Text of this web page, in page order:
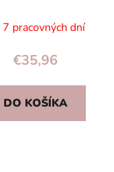
hra pre deti
3+
7 pracovných dní
€35,96
DO KOŠÍKA